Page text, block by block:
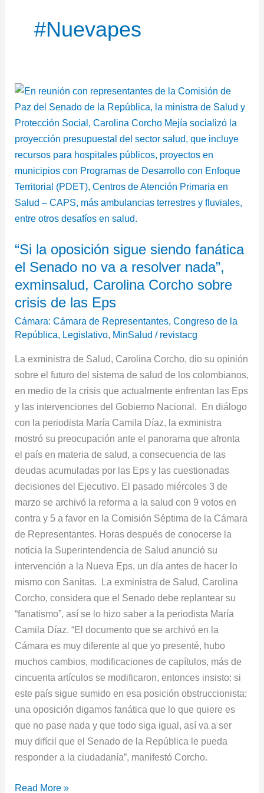
#nuevapes
“Si la oposición sigue siendo fanática
el Senado no va a resolver nada”,
exminsalud, Carolina Corcho sobre
crisis de las Eps
Cámara: Cámara de Representantes,Congreso de la
República, Legislativo, MinSalud / revistacg
La exministra de Salud, Carolina Corcho, dio su opinión
sobre el futuro del sistema de salud de los colombianos,
en medio de la crisis que actualmente enfrentan las Eps
y las intervenciones del Gobierno Nacional. En diálogo
con la periodista María Camila Díaz, la exministra
mostró su preocupación ante el panorama que afronta
el país en materia de salud, a consecuencia de las
deudas acumuladas por las Eps y las cuestionadas
decisiones del Ejecutivo. El pasado miércoles 3 de
marzo se archivó la reforma a la salud con 9 votos en
contra y 5 a favor en la Comisión Séptima de la Cámara
de Representantes. Horas después de conocerse la
noticia la Superintendencia de Salud anunció su
intervención a la Nueva Eps, un día antes de hacer lo
mismo con Sanitas. La exministra de Salud, Carolina
Corcho, considera que el Senado debe replantear su
“fanatismo”, así se lo hizo saber a la periodista María
Camila Díaz. “El documento que se archivó en la
Cámara es muy diferente al que yo presenté, hubo
muchos cambios, modificaciones de capítulos, más de
cincuenta artículos se modificaron, entonces insisto: si
este país sigue sumido en esa posición obstruccionista;
una oposición digamos fanática que lo que quiere es
que no pase nada y que todo siga igual, así va a ser
muy difícil que el Senado de la República le pueda
responder a la ciudadanía”, manifestó Corcho.
“Si
la
oposición
sigue
siendo
fanática
el
Senado
no
a
resolver
nada”,
exminsalud,
Corcho
crisis
de
las
Eps
Read More »